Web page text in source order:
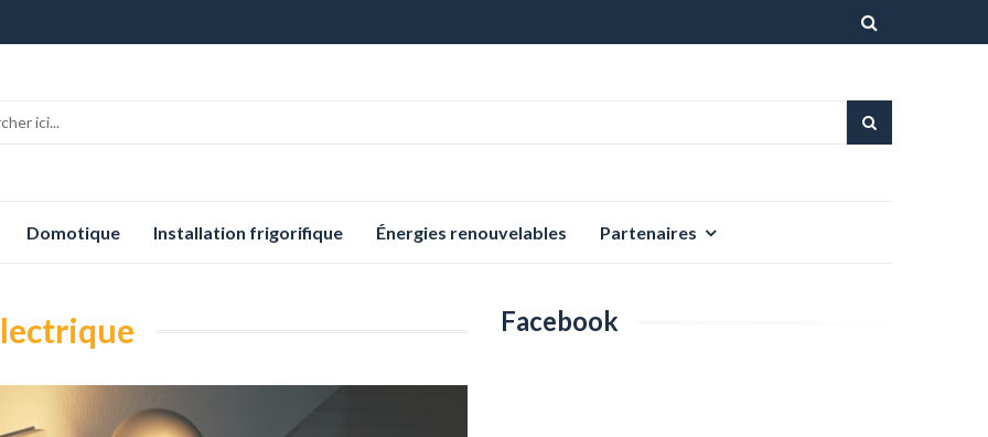
Aller
contenu
Domotique Installation frigorifique Énergies renouvelables Partenaires
Facebook